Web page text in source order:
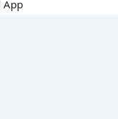
App